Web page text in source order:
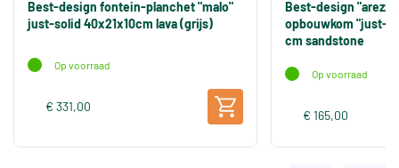
Best-design fontein-planchet "malo"
just-solid 40x21x10cm lava (grijs)
Op voorraad
€ 331,00
Best-design
opbouwkom "just-
cm sandstone
Op voorraad
€ 165,00